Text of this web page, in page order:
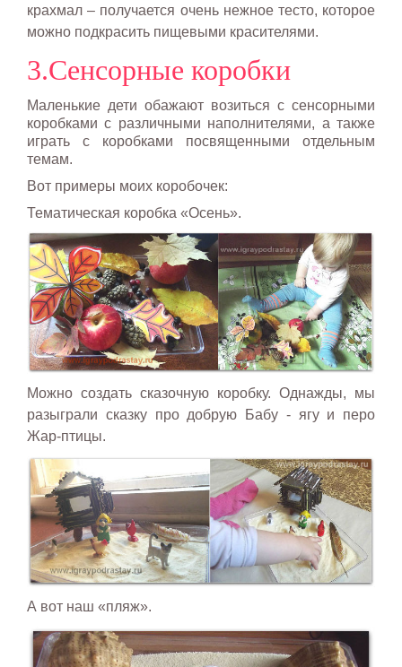
крахмал – получается очень нежное тесто, которое
можно подкрасить пищевыми красителями.
3.Сенсорные коробки
Маленькие дети обажают возиться с сенсорными
коробками с различными наполнителями, а также
играть с коробками посвященными отдельным
темам.
Вот примеры моих коробочек:
Тематическая коробка «Осень».
Можно создать сказочную коробку. Однажды, мы
разыграли сказку про добрую Бабу - ягу и перо
Жар-птицы.
А вот наш «пляж».